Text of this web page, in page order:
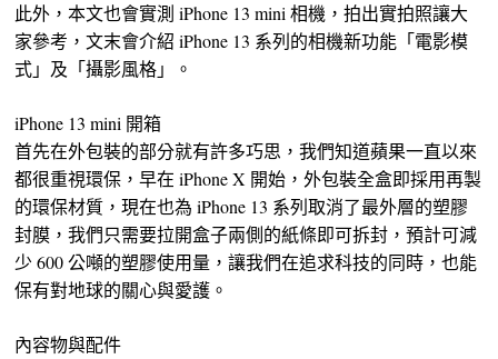
此外，本文也會實測 iPhone 13 mini 相機，拍出實拍照讓大
家參考，文末會介紹 iPhone 13 系列的相機新功能「電影模
式」及「攝影風格」。
iPhone 13 mini 開箱
首先在外包裝的部分就有許多巧思，我們知道蘋果一直以來
都很重視環保，早在 iPhone X 開始，外包裝全盒即採用再製
的環保材質，現在也為 iPhone 13 系列取消了最外層的塑膠
封膜，我們只需要拉開盒子兩側的紙條即可拆封，預計可減
少 600 公噸的塑膠使用量，讓我們在追求科技的同時，也能
保有對地球的關心與愛護。
內容物與配件